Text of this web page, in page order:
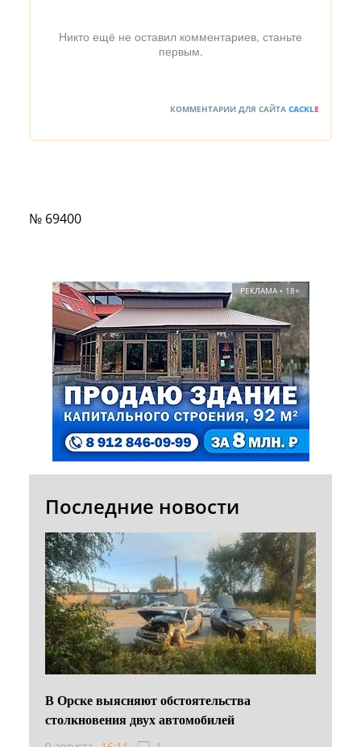
Никто ещё не оставил комментариев, станьте
первым.
КОММЕНТАРИИ ДЛЯ САЙТА CACKLE
№ 69400
РЕКЛАМА • 18+
Последние новости
В Орске выясняют обстоятельства
столкновения двух автомобилей